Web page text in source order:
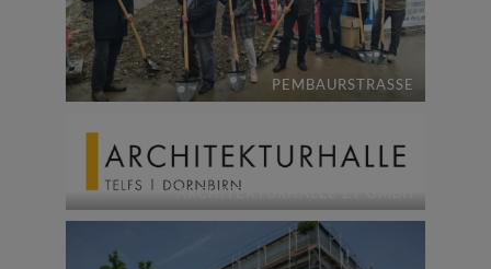
PEMBAURSTRASSE
ARCHITEKTURHALLE ZT GMBH